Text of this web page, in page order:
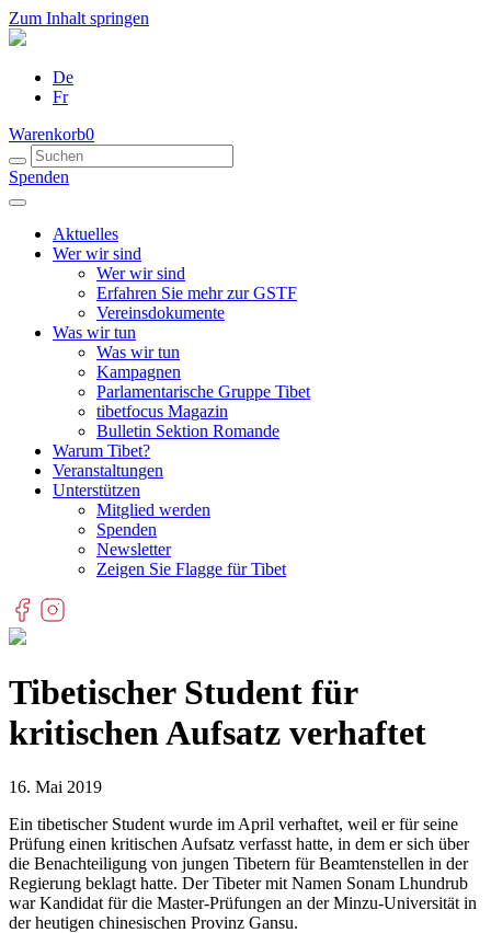
Zum Inhalt springen
De
Fr
Warenkorb0
Spenden
Aktuelles
Wer wir sind
Wer wir sind
Erfahren Sie mehr zur GSTF
Vereinsdokumente
Was wir tun
Was wir tun
Kampagnen
Parlamentarische Gruppe Tibet
tibetfocus Magazin
Bulletin Sektion Romande
Warum Tibet?
Veranstaltungen
Unterstützen
Mitglied werden
Spenden
Newsletter
Zeigen Sie Flagge für Tibet
Tibetischer Student für
kritischen Aufsatz verhaftet
16. Mai 2019
Ein tibetischer Student wurde im April verhaftet, weil er für seine
Prüfung einen kritischen Aufsatz verfasst hatte, in dem er sich über
die Benachteiligung von jungen Tibetern für Beamtenstellen in der
Regierung beklagt hatte. Der Tibeter mit Namen Sonam Lhundrub
war Kandidat für die Master-Prüfungen an der Minzu-Universität in
der heutigen chinesischen Provinz Gansu.